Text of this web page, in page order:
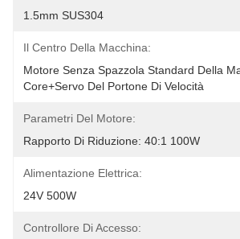
1.5mm SUS304
Il Centro Della Macchina:
Motore Senza Spazzola Standard Della
Core+Servo Del Portone Di Velocità
Parametri Del Motore:
Rapporto Di Riduzione: 40:1 100W
Alimentazione Elettrica:
24V 500W
Controllore Di Accesso: